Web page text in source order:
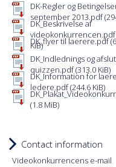
DK-Regler og
september 2013.pdf
DK_Beskrivelse af
videokonkurrencen.pdf
KiB)
DK_flyer til laerere.pdf
DK_Indlednings og
quizzen.pdf(313.0 KiB)
DK_Information for
ledere.pdf(244.6 KiB)
(1.8 MiB)
Contact information
Videokonkurrencens e-mail